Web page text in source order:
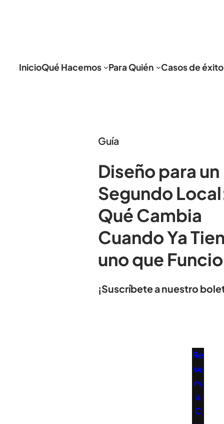
InicioQué Hacemos Para Quién Casos de éxito
Guía
Diseño para un
Segundo
Qué Cambia
Cuando Ya
uno que
¡Suscríbete a nuestro
Re
se
rv
a
C